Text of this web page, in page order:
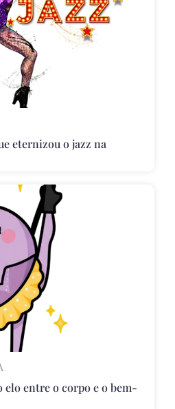
eternizou o jazz na
elo entre o corpo e o bem-